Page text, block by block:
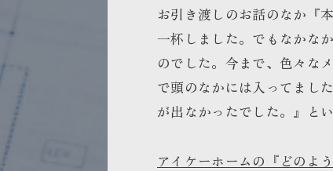
お引き渡しのお話のなか『
一杯しました。でもなかな
のでした。今まで、色々な
で頭のなかには入ってまし
が出なかったでした。』と
アイケーホームの『どのよ